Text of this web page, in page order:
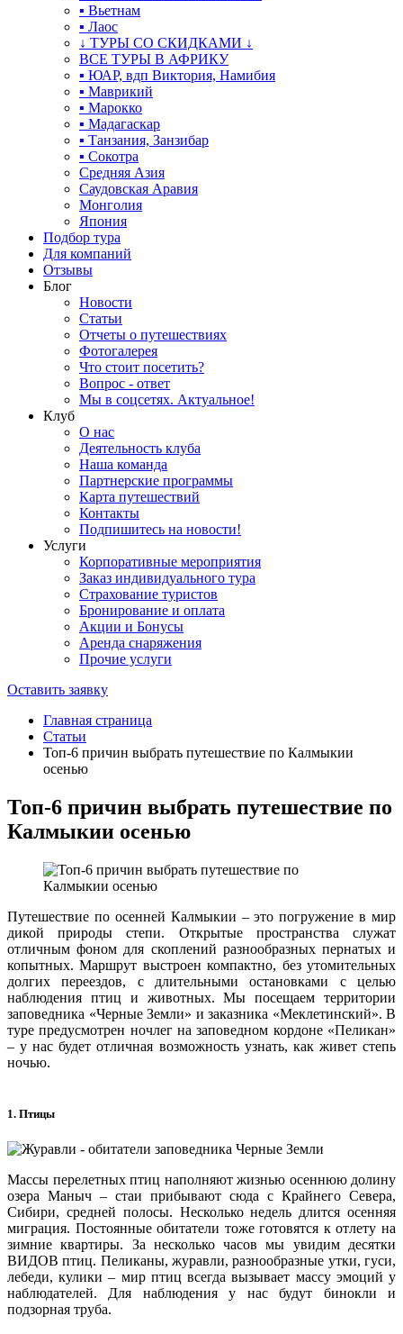
▪ Вьетнам
▪ Лаос
↓ ТУРЫ СО СКИДКАМИ ↓
ВСЕ ТУРЫ В АФРИКУ
▪ ЮАР, вдп Виктория, Намибия
▪ Маврикий
▪ Марокко
▪ Мадагаскар
▪ Танзания, Занзибар
▪ Сокотра
Средняя Азия
Саудовская Аравия
Монголия
Япония
Подбор тура
Для компаний
Отзывы
Блог
Новости
Статьи
Отчеты о путешествиях
Фотогалерея
Что стоит посетить?
Вопрос - ответ
Мы в соцсетях. Актуальное!
Клуб
О нас
Деятельность клуба
Наша команда
Партнерские программы
Карта путешествий
Контакты
Подпишитесь на новости!
Услуги
Корпоративные мероприятия
Заказ индивидуального тура
Страхование туристов
Бронирование и оплата
Акции и Бонусы
Аренда снаряжения
Прочие услуги
Оставить заявку
Главная страница
Статьи
Топ-6 причин выбрать путешествие по Калмыкии
осенью
Топ-6 причин выбрать путешествие по
Калмыкии осенью
Путешествие по осенней Калмыкии – это погружение в мир
дикой природы степи. Открытые пространства служат
отличным фоном для скоплений разнообразных пернатых и
копытных. Маршрут выстроен компактно, без утомительных
долгих переездов, с длительными остановками с целью
наблюдения птиц и животных. Мы посещаем территории
заповедника «Черные Земли» и заказника «Меклетинский». В
туре предусмотрен ночлег на заповедном кордоне «Пеликан»
– у нас будет отличная возможность узнать, как живет степь
ночью.
1. Птицы
Массы перелетных птиц наполняют жизнью осеннюю долину
озера Маныч – стаи прибывают сюда с Крайнего Севера,
Сибири, средней полосы. Несколько недель длится осенняя
миграция. Постоянные обитатели тоже готовятся к отлету на
зимние квартиры. За несколько часов мы увидим десятки
ВИДОВ птиц. Пеликаны, журавли, разнообразные утки, гуси,
лебеди, кулики – мир птиц всегда вызывает массу эмоций у
наблюдателей. Для наблюдения у нас будут бинокли и
подзорная труба.